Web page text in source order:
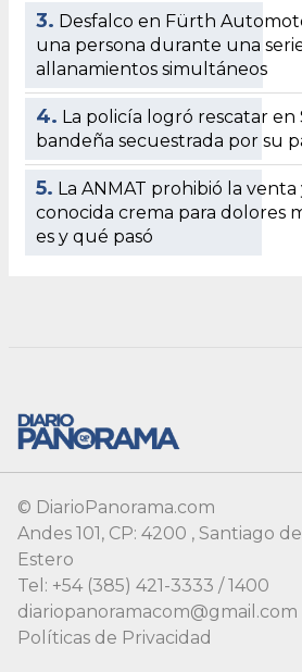
© DiarioPanorama.com
Andes 101, CP: 4200 , Santiago del
Estero
Tel: +54 (385) 421-3333 / 1400
diariopanoramacom@gmail.com
Políticas de Privacidad